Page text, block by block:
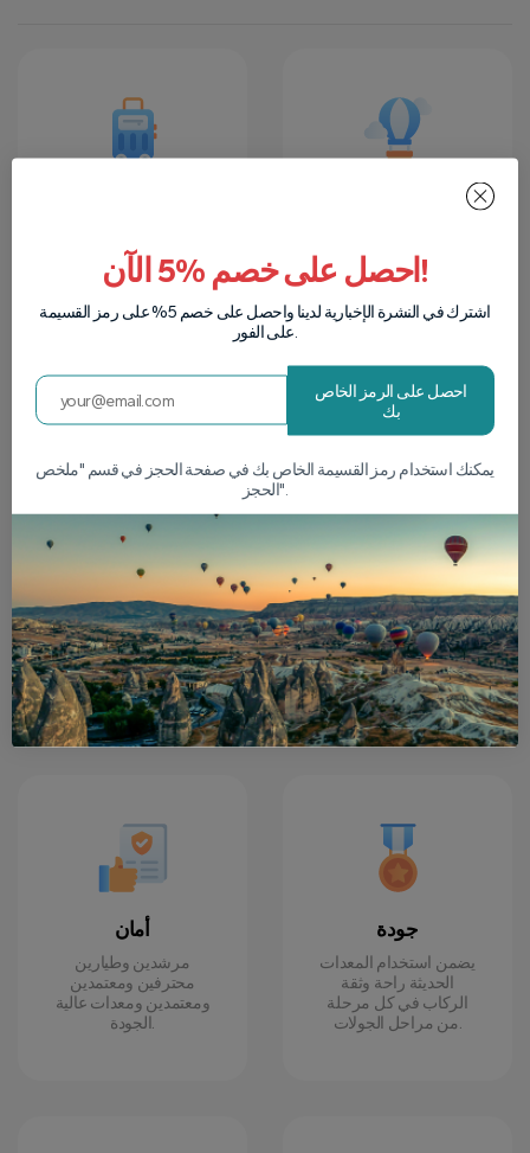
تجربة تثير المشاعر
والاستمتاع بإطلالة رائعة
لدينا أكبر شبكة أسطول
من سيارات VIP
وبالونات الهواء الساخن
وكلها جديدة تمامًا.
تأمين
سيتم تغطية التأمين في
جميع أنحاء جولة منطاد
الهواء الساخن والجولة
العادية من البداية إلى
النهاية.
خبرة
لأكثر من 10 سنوات من
العمل ، خدمنا أكثر من
10.000 شخص من جميع
أنحاء العالم.
أمان
مرشدين وطيارين
محترفين ومعتمدين
ومعتمدين ومعدات عالية
الجودة.
جودة
يضمن استخدام المعدات
الحديثة راحة وثقة
الركاب في كل مرحلة
من مراحل الجولات.
احصل على خصم %5 الآن!
اشترك في النشرة الإخبارية لدينا واحصل على خصم 5% على رمز القسيمة
احصل على الرمز الخاص
بك
يمكنك استخدام رمز القسيمة الخاص بك في صفحة الحجز في قسم "ملخص
الحجز".